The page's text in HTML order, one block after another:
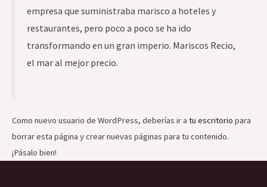
empresa que suministraba marisco a hoteles y
restaurantes, pero poco a poco se ha ido
transformando en un gran imperio. Mariscos Recio,
el mar al mejor precio.
Como nuevo usuario de WordPress, deberías ir a tu escritorio para
borrar esta página y crear nuevas páginas para tu contenido.
¡Pásalo bien!